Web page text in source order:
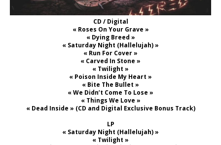
CD / Digital
« Roses On Your Grave »
« Dying Breed »
« Saturday Night (Hallelujah) »
« Run For Cover »
« Carved In Stone »
« Twilight »
« Poison Inside My Heart »
« Bite The Bullet »
« We Didn’t Come To Lose »
« Things We Love »
« Dead Inside » (CD and Digital Exclusive Bonus Track)
LP
« Saturday Night (Hallelujah) »
« Twilight »